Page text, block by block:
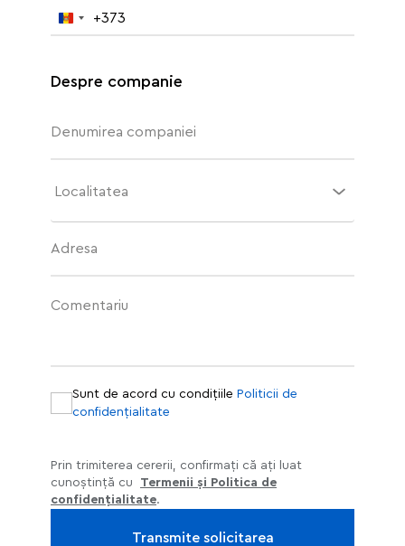
Republica
Moldova
+373
Despre companie
Denumirea companiei
Localitatea
Adresa
Comentariu
Sunt de acord cu condițiile Politicii de
confidențialitate
Prin trimiterea cererii, confirmați că ați luat
cunoștință cu
Termenii și Politica de
confidențialitate.
Transmite solicitarea